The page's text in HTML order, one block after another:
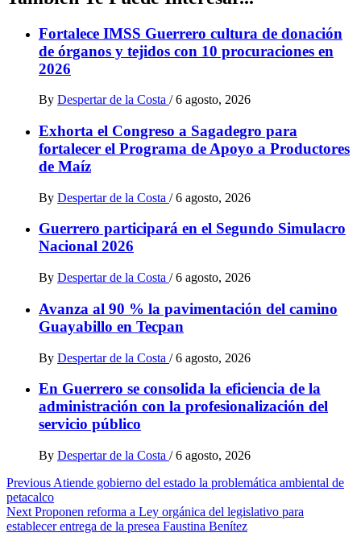
Fortalece IMSS Guerrero cultura de donación
de órganos y tejidos con 10 procuraciones en
2026
By Despertar de la Costa / 6 agosto, 2026
Exhorta el Congreso a Sagadegro para
fortalecer el Programa de Apoyo a Productores
de Maíz
By Despertar de la Costa / 6 agosto, 2026
Guerrero participará en el Segundo Simulacro
Nacional 2026
By Despertar de la Costa / 6 agosto, 2026
Avanza al 90 % la pavimentación del camino
Guayabillo en Tecpan
By Despertar de la Costa / 6 agosto, 2026
En Guerrero se consolida la eficiencia de la
administración con la profesionalización del
servicio público
By Despertar de la Costa / 6 agosto, 2026
Post
navigation
Previous Atiende gobierno del estado la problemática ambiental de
petacalco
Next Proponen reforma a Ley orgánica del legislativo para
establecer entrega de la presea Faustina Benítez